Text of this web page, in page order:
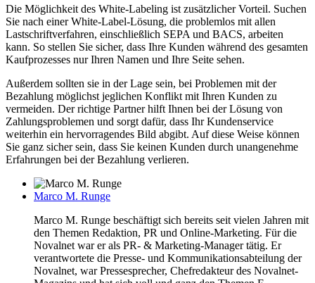
Die Möglichkeit des White-Labeling ist zusätzlicher Vorteil. Suchen
Sie nach einer White-Label-Lösung, die problemlos mit allen
Lastschriftverfahren, einschließlich SEPA und BACS, arbeiten
kann. So stellen Sie sicher, dass Ihre Kunden während des gesamten
Kaufprozesses nur Ihren Namen und Ihre Seite sehen.
Außerdem sollten sie in der Lage sein, bei Problemen mit der
Bezahlung möglichst jeglichen Konflikt mit Ihren Kunden zu
vermeiden. Der richtige Partner hilft Ihnen bei der Lösung von
Zahlungsproblemen und sorgt dafür, dass Ihr Kundenservice
weiterhin ein hervorragendes Bild abgibt. Auf diese Weise können
Sie ganz sicher sein, dass Sie keinen Kunden durch unangenehme
Erfahrungen bei der Bezahlung verlieren.
Marco M. Runge
Marco M. Runge beschäftigt sich bereits seit vielen Jahren mit
den Themen Redaktion, PR und Online-Marketing. Für die
Novalnet war er als PR- & Marketing-Manager tätig. Er
verantwortete die Presse- und Kommunikationsabteilung der
Novalnet, war Pressesprecher, Chefredakteur des Novalnet-